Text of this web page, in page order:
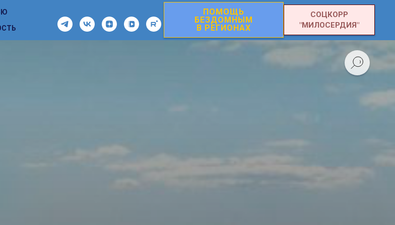
ПОМОЩЬ
БЕЗДОМНЫМ
В РЕГИОНАХ
СОЦКОРР
"МИЛОСЕРДИЯ"